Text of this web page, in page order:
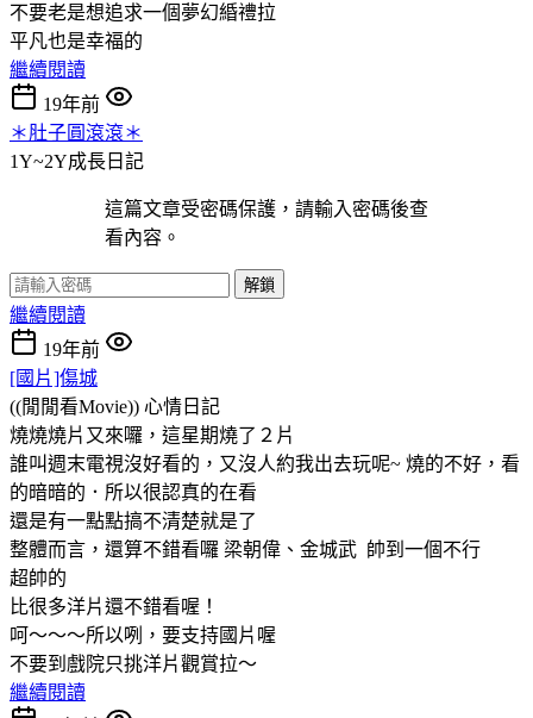
不要老是想追求一個夢幻緍禮拉
平凡也是幸福的
繼續閱讀
19年前
＊肚子圓滾滾＊
1Y~2Y成長日記
這篇文章受密碼保護，請輸入密碼後查
看內容。
解鎖
繼續閱讀
19年前
[國片]傷城
((閒閒看Movie)) 心情日記
燒燒燒片又來囉，這星期燒了２片
誰叫週末電視沒好看的，又沒人約我出去玩呢~ 燒的不好，看
的暗暗的．所以很認真的在看
還是有一點點搞不清楚就是了
整體而言，還算不錯看囉 梁朝偉、金城武 帥到一個不行
超帥的
比很多洋片還不錯看喔！
呵～～～所以咧，要支持國片喔
不要到戲院只挑洋片觀賞拉～
繼續閱讀